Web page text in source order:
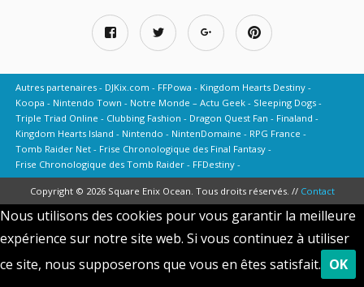
Autres partenaires DJKix.com FFPowa
Kingdom Hearts Destiny
Koopa
Nintendo Town Notre Monde – Actu Geek
Sleeping Dogs
Triple Triad Online
Clubbing Fashion Dragon Quest Fan
Finaland
Kingdom Hearts Island
Nintendo NintenDomaine
RPG France
Tomb Raider Net
Frise Chronologique des Final Fantasy
Frise Chronologique des Tomb Raider
FFDestiny
Copyright © 2026 Square Enix Ocean. Tous droits réservés. // Contact
Nous utilisons des cookies pour vous garantir la meilleure
expérience sur notre site web. Si vous continuez à utiliser
ce site, nous supposerons que vous en êtes satisfait. OK